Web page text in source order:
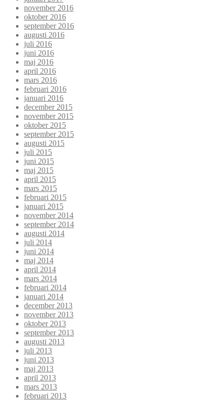
november 2016
oktober 2016
september 2016
augusti 2016
juli 2016
juni 2016
maj 2016
april 2016
mars 2016
februari 2016
januari 2016
december 2015
november 2015
oktober 2015
september 2015
augusti 2015
juli 2015
juni 2015
maj 2015
april 2015
mars 2015
februari 2015
januari 2015
november 2014
september 2014
augusti 2014
juli 2014
juni 2014
maj 2014
april 2014
mars 2014
februari 2014
januari 2014
december 2013
november 2013
oktober 2013
september 2013
augusti 2013
juli 2013
juni 2013
maj 2013
april 2013
mars 2013
februari 2013